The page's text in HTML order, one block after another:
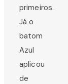
primeiros.
Já o
batom
Azul
aplicou
de